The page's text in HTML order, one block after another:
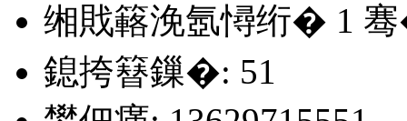
缃戝簵浼氬憳绗� 1
鎴挎簮鏁�: 51